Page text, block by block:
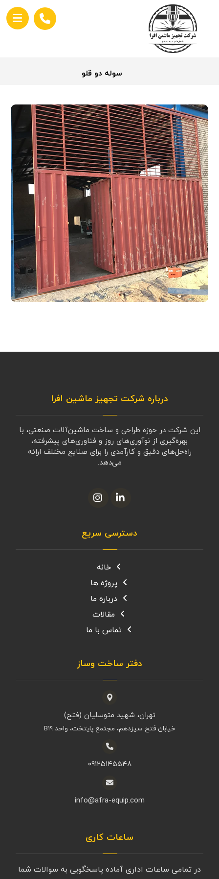
سوله دو قلو
درباره شرکت تجهیز ماشین افرا
این شرکت در حوزه طراحی و ساخت ماشین‌آلات صنعتی، با
بهره‌گیری از نوآوری‌های روز و فناوری‌های پیشرفته،
راه‌حل‌های دقیق و کارآمدی را برای صنایع مختلف ارائه
می‌دهد.
دسترسی سریع
خانه
پروژه ها
درباره ما
مقالات
تماس با ما
دفتر ساخت وساز
تهران، شهید متوسلیان (فتح)
خیابان فتح سیزدهم، مجتمع پایتخت، واحد B۱۹
۰۹۱۲۵۱۴۵۵۴۸
info@afra-equip.com
ساعات کاری
در تمامی ساعات اداری آماده پاسخگویی به سوالات شما